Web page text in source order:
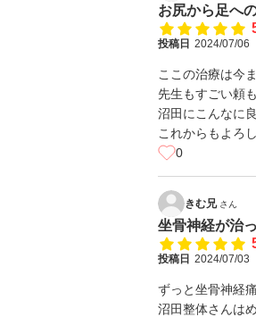
お尻から足へ
投稿日 2024/07/06
ここの治療は今
先生もすごい頼
沼田にこんなに
これからもよろ
0
きむ兄 さん
坐骨神経が治
投稿日 2024/07/03
ずっと坐骨神経
沼田整体さんは